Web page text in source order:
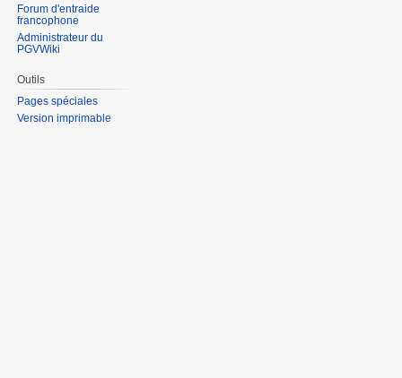
Forum d'entraide
francophone
Administrateur du
PGVWiki
Outils
Pages spéciales
Version imprimable